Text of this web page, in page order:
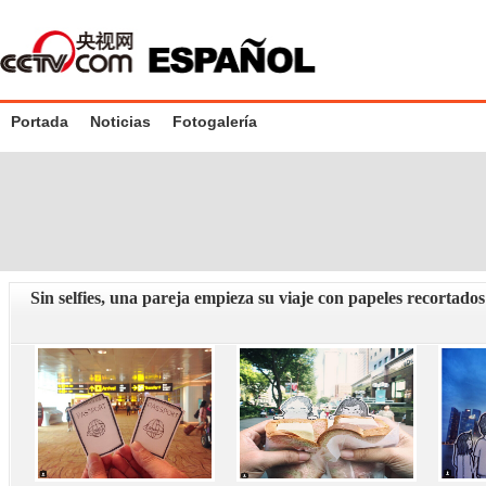
Portada Noticias Fotogalería
Sin selfies, una pareja empieza su viaje con papeles recortados